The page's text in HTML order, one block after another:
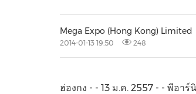
Mega Expo (Hong Kong) Limited
2014-01-13 19:50 248
ฮ่องกง - - 13 ม.ค. 2557 - - พีอา